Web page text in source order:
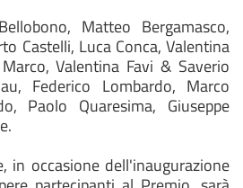
Matteo Bergamasco,
Castelli, Luca Conca, Valentina
Valentina Favi & Saverio
Federico Lombardo, Marco
Paolo Quaresima, Giuseppe
in occasione dell'inaugurazione